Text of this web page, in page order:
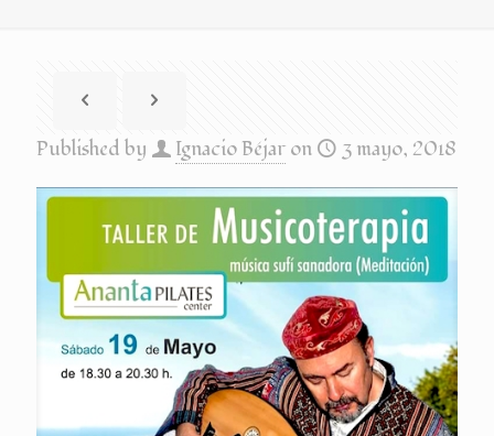
Published by Ignacio Béjar on 3 mayo, 2018